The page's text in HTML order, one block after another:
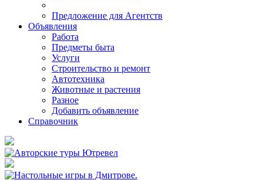
Предложение для Агентств
Объявления
Работа
Предметы быта
Услуги
Строительство и ремонт
Автотехника
Животные и растения
Разное
Добавить объявление
Справочник